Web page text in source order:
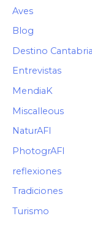
Aves
Blog
Destino Cantabria
Entrevistas
MendiaK
Miscalleous
NaturAFI
PhotogrAFI
reflexiones
Tradiciones
Turismo